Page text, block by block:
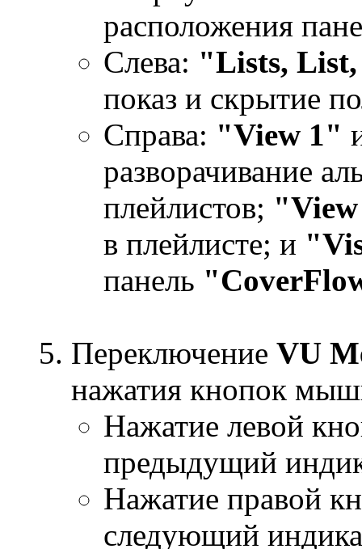
расположения
Слева: "Lists,
показ и скрытие
Справа: "View 1"
разворачивание
плейлистов;
в плейлисте; и
панель
Переключение VU
нажатия кнопок
Нажатие левой
предыдущий
Нажатие правой
следующий